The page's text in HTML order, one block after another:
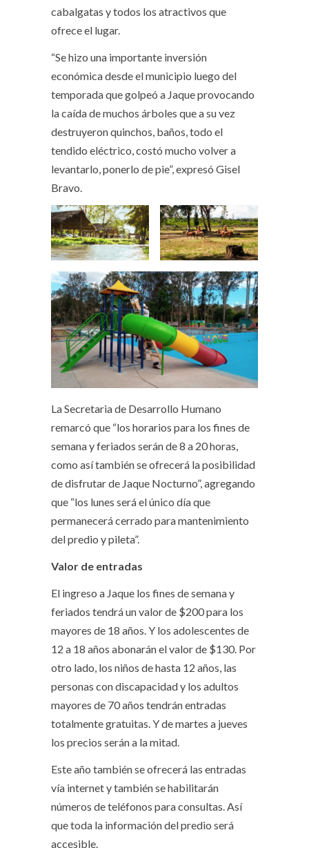
cabalgatas y todos los atractivos que
ofrece el lugar.
“Se hizo una importante inversión
económica desde el municipio luego del
temporada que golpeó a Jaque provocando
la caída de muchos árboles que a su vez
destruyeron quinchos, baños, todo el
tendido eléctrico, costó mucho volver a
levantarlo, ponerlo de pie”, expresó Gisel
Bravo.
La Secretaria de Desarrollo Humano
remarcó que “los horarios para los fines de
semana y feriados serán de 8 a 20 horas,
como así también se ofrecerá la posibilidad
de disfrutar de Jaque Nocturno”, agregando
que “los lunes será el único día que
permanecerá cerrado para mantenimiento
del predio y pileta”.
Valor de entradas
El ingreso a Jaque los fines de semana y
feriados tendrá un valor de $200 para los
mayores de 18 años. Y los adolescentes de
12 a 18 años abonarán el valor de $130. Por
otro lado, los niños de hasta 12 años, las
personas con discapacidad y los adultos
mayores de 70 años tendrán entradas
totalmente gratuitas. Y de martes a jueves
los precios serán a la mitad.
Este año también se ofrecerá las entradas
vía internet y también se habilitarán
números de teléfonos para consultas. Así
que toda la información del predio será
accesible.